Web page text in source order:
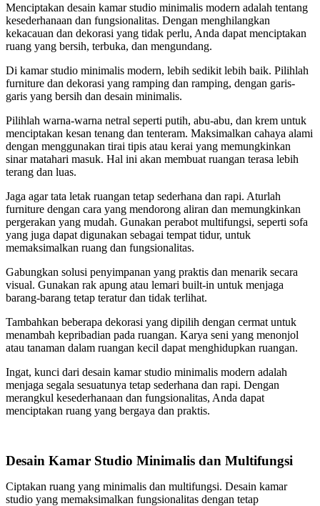
Menciptakan desain kamar studio minimalis modern adalah tentang
kesederhanaan dan fungsionalitas. Dengan menghilangkan
kekacauan dan dekorasi yang tidak perlu, Anda dapat menciptakan
ruang yang bersih, terbuka, dan mengundang.
Di kamar studio minimalis modern, lebih sedikit lebih baik. Pilihlah
furniture dan dekorasi yang ramping dan ramping, dengan garis-
garis yang bersih dan desain minimalis.
Pilihlah warna-warna netral seperti putih, abu-abu, dan krem untuk
menciptakan kesan tenang dan tenteram. Maksimalkan cahaya alami
dengan menggunakan tirai tipis atau kerai yang memungkinkan
sinar matahari masuk. Hal ini akan membuat ruangan terasa lebih
terang dan luas.
Jaga agar tata letak ruangan tetap sederhana dan rapi. Aturlah
furniture dengan cara yang mendorong aliran dan memungkinkan
pergerakan yang mudah. Gunakan perabot multifungsi, seperti sofa
yang juga dapat digunakan sebagai tempat tidur, untuk
memaksimalkan ruang dan fungsionalitas.
Gabungkan solusi penyimpanan yang praktis dan menarik secara
visual. Gunakan rak apung atau lemari built-in untuk menjaga
barang-barang tetap teratur dan tidak terlihat.
Tambahkan beberapa dekorasi yang dipilih dengan cermat untuk
menambah kepribadian pada ruangan. Karya seni yang menonjol
atau tanaman dalam ruangan kecil dapat menghidupkan ruangan.
Ingat, kunci dari desain kamar studio minimalis modern adalah
menjaga segala sesuatunya tetap sederhana dan rapi. Dengan
merangkul kesederhanaan dan fungsionalitas, Anda dapat
menciptakan ruang yang bergaya dan praktis.
Desain Kamar Studio Minimalis dan Multifungsi
Ciptakan ruang yang minimalis dan multifungsi. Desain kamar
studio yang memaksimalkan fungsionalitas dengan tetap